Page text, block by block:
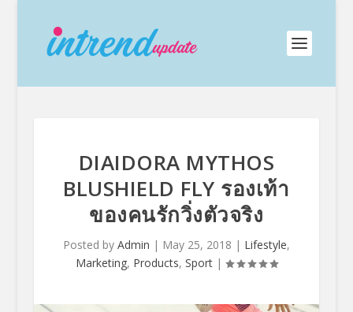
DIAIDORA MYTHOS
BLUSHIELD FLY รองเท้า
ของคนรักวิ่งตัวจริง
Posted by Admin | May 25, 2018 | Lifestyle,
Marketing, Products, Sport|